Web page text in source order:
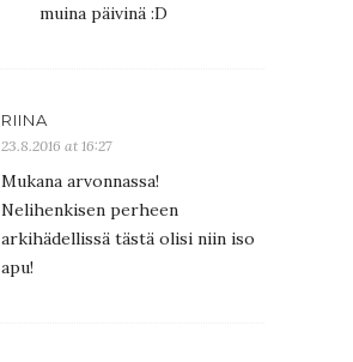
muina päivinä :D
RIINA
23.8.2016 at 16:27
Mukana arvonnassa!
Nelihenkisen perheen
arkihädellissä tästä olisi niin iso
apu!